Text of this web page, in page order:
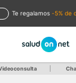
te regalamos -5% de